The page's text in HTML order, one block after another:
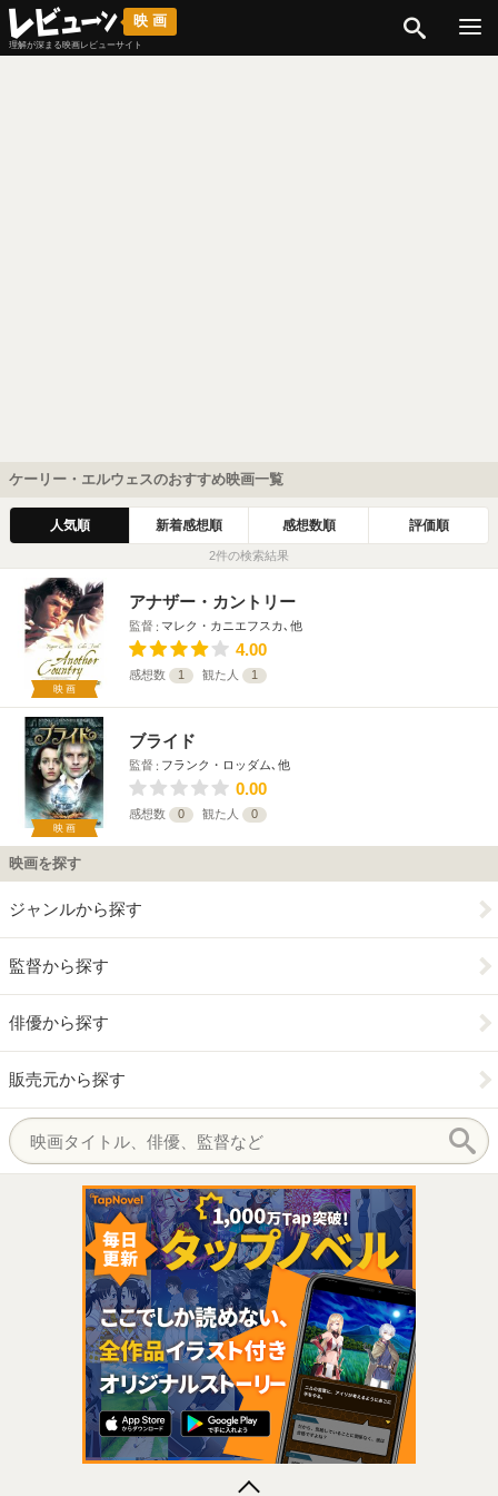
映画
理解が深まる映画レビューサイト
ケーリー・エルウェスのおすすめ映画一覧
人気順 新着感想順 感想数順 評価順
2件の検索結果
映画
アナザー・カントリー
監督 マレク・カニエフスカ､他
4.00
感想数 1 観た人 1
映画
ブライド
監督 フランク・ロッダム､他
0.00
感想数 0 観た人 0
映画を探す
ジャンルから探す
監督から探す
俳優から探す
販売元から探す